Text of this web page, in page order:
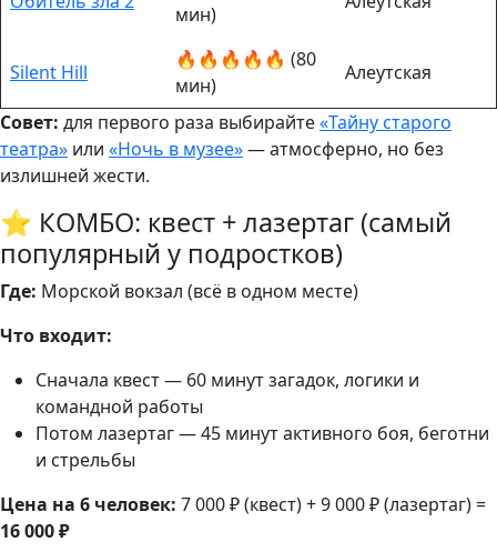
мин)
Silent Hill
🔥🔥🔥🔥🔥 (80
мин)
Алеутская
Совет: для первого раза выбирайте«Тайну старого
театра» или «Ночь в музее»— атмосферно, но без
излишней жести.
⭐ КОМБО: квест + лазертаг (самый
популярный у подростков)
Где: Морской вокзал (всё в одном месте)
Что входит:
Сначала квест — 60 минут загадок, логики и
командной работы
Потом лазертаг — 45 минут активного боя, беготни
и стрельбы
Цена на 6 человек: 7 000 ₽ (квест) + 9 000 ₽ (лазертаг) =
16 000 ₽